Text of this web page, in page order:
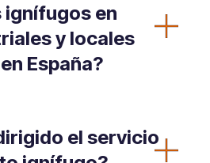
en
y locales
España?
el servicio